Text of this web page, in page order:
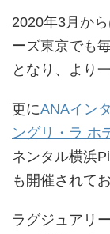
2020年3月か
ーズ東京でも
となり、より
更にANAイン
ングリ・ラ ホ
ネンタル横浜
も開催されて
ラグジュアリ